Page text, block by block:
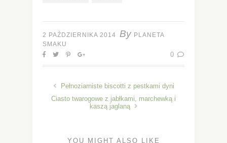
2 PAŹDZIERNIKA 2014 By PLANETA
SMAKU
0
Pełnoziarniste biscotti z pestkami dyni
Ciasto twarogowe z jabłkami, marchewką i
kaszą jaglaną
YOU MIGHT ALSO LIKE